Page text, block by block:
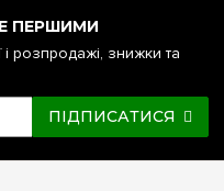
ПЕРШИМИ
і розпродажі, знижки та
ПІДПИСАТИСЯ